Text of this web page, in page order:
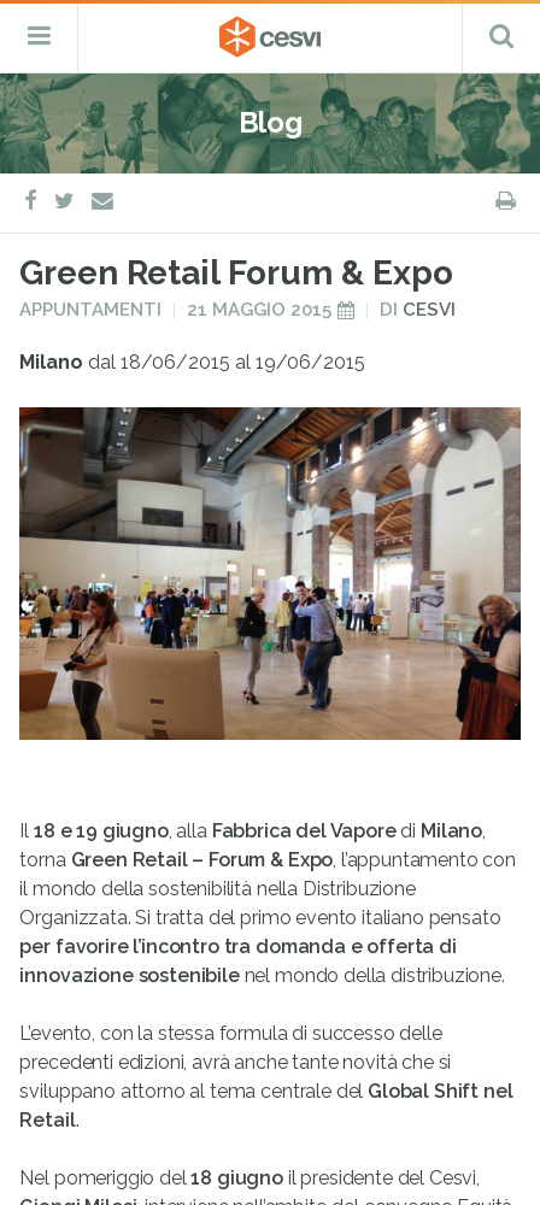
Salta
al
contenuto
CESVI
Fondazione
–
ETS
Cooperazione,
Emergenza
e
Sviluppo
Menu
Blog
facebook
twitter
e-
mail
Green Retail Forum & Expo
PUBBLICATO
APPUNTAMENTI
PUBBLICATO
21 MAGGIO 2015 DI CESVI
Milano dal 18/06/2015 al 19/06/2015
Il18 e 19 giugno, alla Fabbrica del Vaporedi Milano,
torna Green Retail – Forum & Expo, l’appuntamento con
il mondo della sostenibilità nella Distribuzione
Organizzata. Si tratta del primo evento italiano pensato
per favorire l’incontro tra domanda e offerta di
innovazione sostenibilenel mondo della distribuzione.
L’evento, con la stessa formula di successo delle
precedenti edizioni, avrà anche tante novità che si
sviluppano attorno al tema centrale del Global Shift nel
Retail.
Nel pomeriggio del18 giugno il presidente del Cesvi,